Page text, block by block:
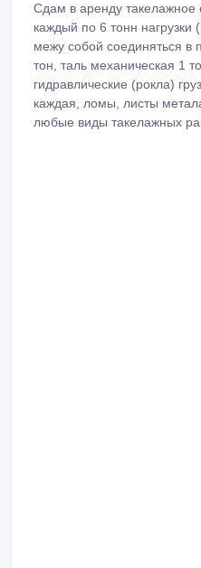
Сдам в аренду такелажное
каждый по 6 тонн нагрузки
межу собой соединяться
тон, таль механическая 1
гидравлические (рокла)
каждая, ломы, листы
любые виды такелажных